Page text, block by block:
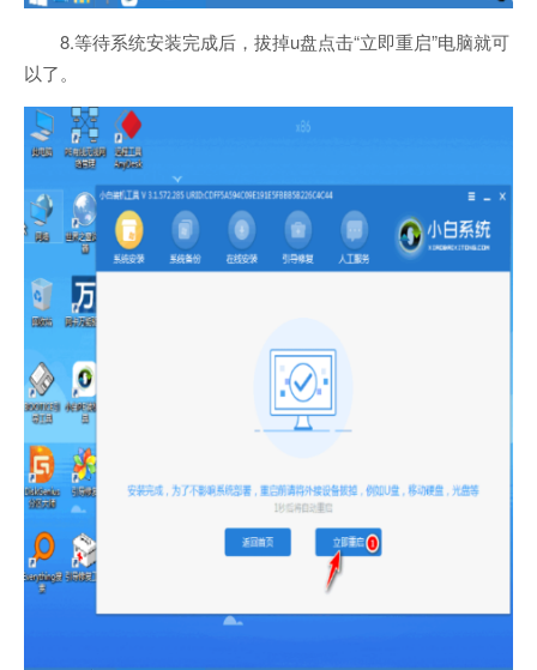
8.等待系统安装完成后，拔掉u盘点击“立即重启”电脑就可
以了。